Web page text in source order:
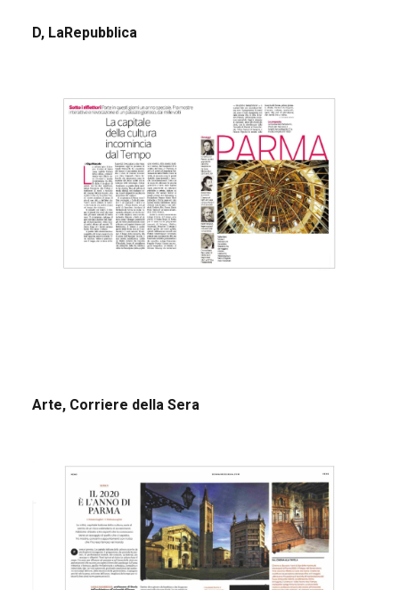
D, LaRepubblica
Arte, Corriere della Sera